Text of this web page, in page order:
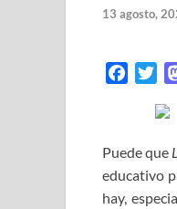
13 agosto,
b
o
o
i
t
e
r
Puede que
educativo
hay,